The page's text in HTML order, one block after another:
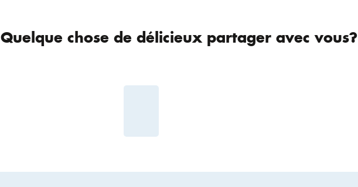
Quelque chose de délicieux partager avec vous?